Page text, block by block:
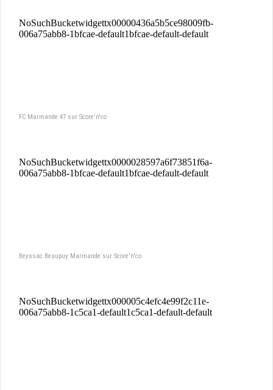
FC Marmande 47 sur Score'n'co
Beyssac Beaupuy Marmande sur Score'n'co